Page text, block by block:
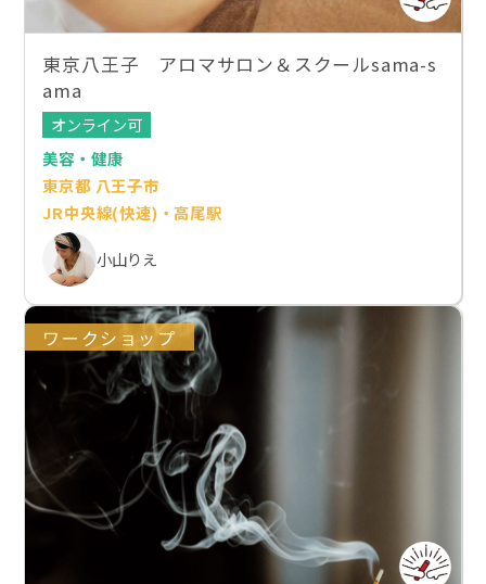
東京八王子 アロマサロン＆スクールsama-s
ama
オンライン可
美容・健康
東京都 八王子市
JR中央線(快速)・高尾駅
小山りえ
ワークショップ